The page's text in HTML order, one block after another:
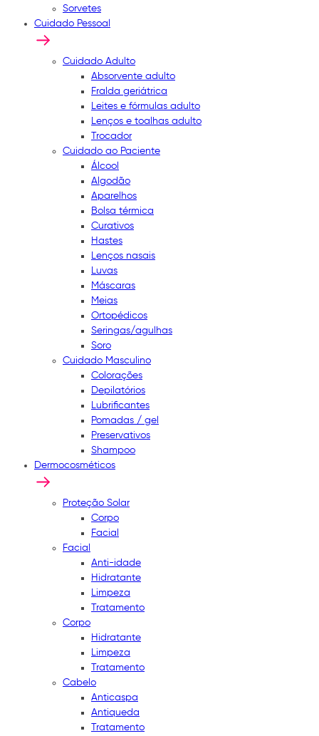
Sorvetes
Cuidado Pessoal
Cuidado Adulto
Absorvente adulto
Fralda geriátrica
Leites e fórmulas adulto
Lenços e toalhas adulto
Trocador
Cuidado ao Paciente
Álcool
Algodão
Aparelhos
Bolsa térmica
Curativos
Hastes
Lenços nasais
Luvas
Máscaras
Meias
Ortopédicos
Seringas/agulhas
Soro
Cuidado Masculino
Colorações
Depilatórios
Lubrificantes
Pomadas / gel
Preservativos
Shampoo
Dermocosméticos
Proteção Solar
Corpo
Facial
Facial
Anti-idade
Hidratante
Limpeza
Tratamento
Corpo
Hidratante
Limpeza
Tratamento
Cabelo
Anticaspa
Antiqueda
Tratamento